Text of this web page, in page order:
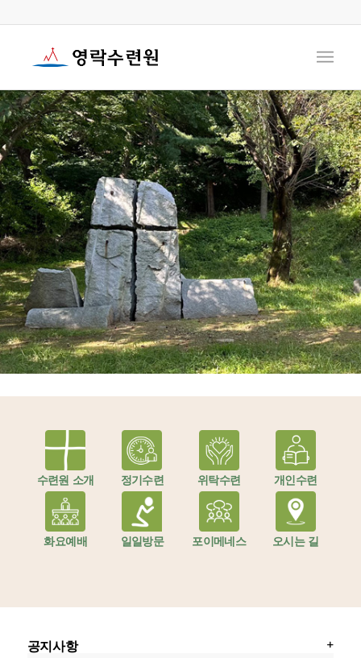
수련원 소개 정기수련 위탁수련 개인수련
화요예배 일일방문 포이메네스 오시는 길
공지사항